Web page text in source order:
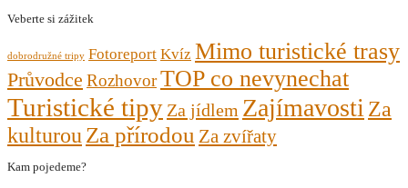
Veberte si zážitek
dobrodružné tripy Fotoreport Kvíz Mimo turistické trasy
Průvodce RozhovorTOP co nevynechat
Turistické tipy Za jídlem ZajímavostiZa
kulturouZa přírodou Za zvířaty
Kam pojedeme?